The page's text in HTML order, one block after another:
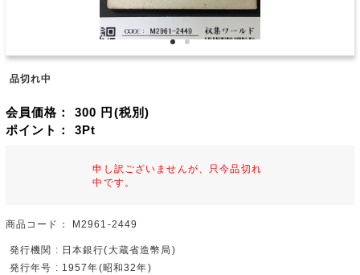
品切れ中
会員価格： 300 円(税別)
ポイント： 3Pt
申し訳ございませんが、只今品切れ
中です。
商品コード： M2961-2449
発行機関 : 日本銀行(大蔵省造幣局)
発行年号 : 1957年(昭和32年)